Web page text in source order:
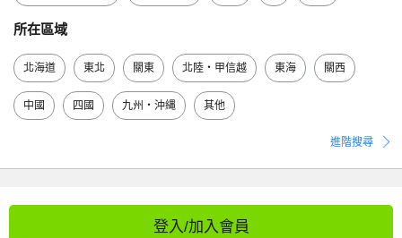
所在區域
北海道 東北 關東 北陸・甲信越 東海 關西
中國 四國 九州・沖縄 其他
進階搜尋
登入/加入會員